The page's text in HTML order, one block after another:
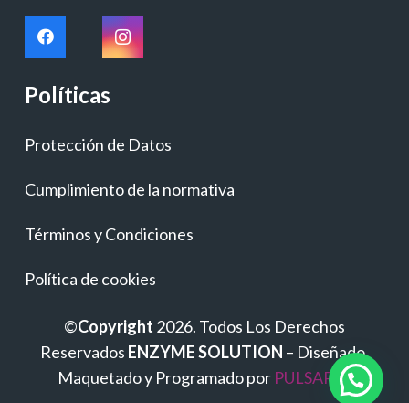
Políticas
Protección de Datos
Cumplimiento de la normativa
Términos y Condiciones
Política de cookies
©Copyright 2026. Todos Los Derechos
Reservados ENZYME SOLUTION – Diseñado,
Maquetado y Programado por PULSAP.es